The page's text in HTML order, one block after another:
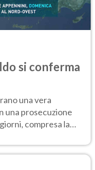
si conferma
una vera
una prosecuzione
compresa la